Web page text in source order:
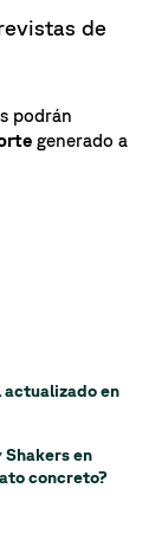
de
podrán
generado a
en
Shakers en
concreto?